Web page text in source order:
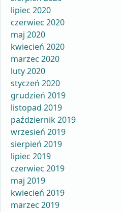
lipiec 2020
czerwiec 2020
maj 2020
kwiecień 2020
marzec 2020
luty 2020
styczeń 2020
grudzień 2019
listopad 2019
październik 2019
wrzesień 2019
sierpień 2019
lipiec 2019
czerwiec 2019
maj 2019
kwiecień 2019
marzec 2019